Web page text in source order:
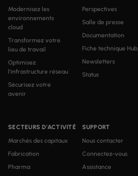
Modernisez les
environnements
cloud
Transformez votre
lieu de travail
Optimisez
l'infrastructure réseau
Sécurisez votre
avenir
SECTEURS D'ACTIVITÉ
Marchés des capitaux
Fabrication
Pharma
Perspectives
Salle de presse
Documentation
Fiche technique Hub
Newsletters
Status
SUPPORT
Nous contacter
Connectez-vous
Assistance